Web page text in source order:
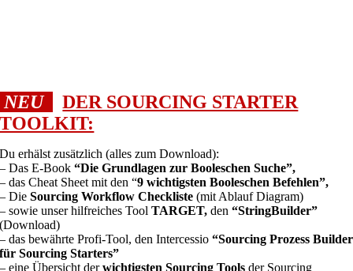
NEU
DER SOURCING STARTER
TOOLKIT:
Du erhälst zusätzlich (alles zum Download):
– Das E-Book“Die Grundlagen zur Booleschen Suche”,
– das Cheat Sheet mit den “9 wichtigsten Booleschen Befehlen”,
– DieSourcing Workflow Checkliste(mit Ablauf Diagram)
– sowie unser hilfreiches ToolTARGET, den“StringBuilder”
(Download)
– das bewährte Profi-Tool, den Intercessio“Sourcing Prozess Builder
für Sourcing Starters”
– eine Übersicht derwichtigsten Sourcing Tools der Sourcing